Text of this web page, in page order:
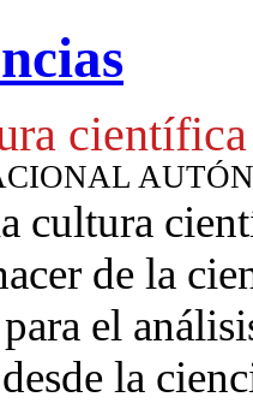
científica
cultura
de la
el
la